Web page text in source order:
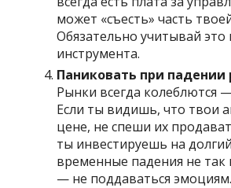
может «съесть» часть
Обязательно учитывай
инструмента.
Паниковать при падении
Рынки всегда колеблются
Если ты видишь, что твои
цене, не спеши их
ты инвестируешь на
временные падения не так
— не поддаваться эмоциям.